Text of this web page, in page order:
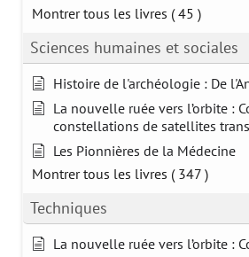
Montrer tous les livres ( 45 )
Sciences humaines et sociales
Histoire de l'archéologie : De
La nouvelle ruée vers l’orbite :
constellations de satellites
Les Pionnières de la Médecine
Montrer tous les livres ( 347 )
Techniques
La nouvelle ruée vers l’orbite :